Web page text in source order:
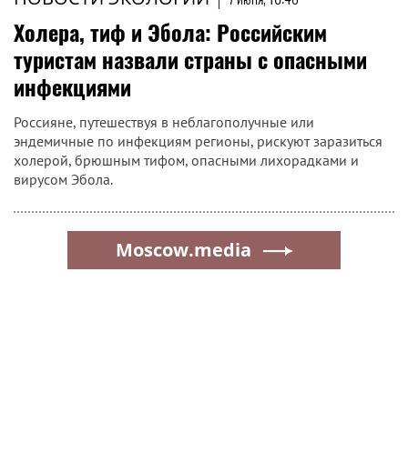
Холера, тиф и Эбола: Российским
туристам назвали страны с опасными
инфекциями
Россияне, путешествуя в неблагополучные или
эндемичные по инфекциям регионы, рискуют заразиться
холерой, брюшным тифом, опасными лихорадками и
вирусом Эбола.
Moscow.media